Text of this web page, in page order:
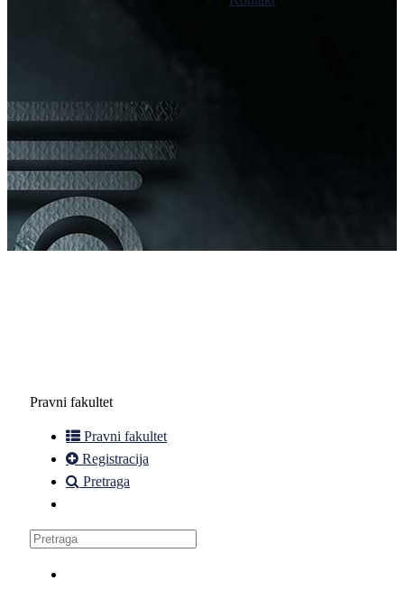
Pravni fakultet
Pravni fakultet
Registracija
Pretraga